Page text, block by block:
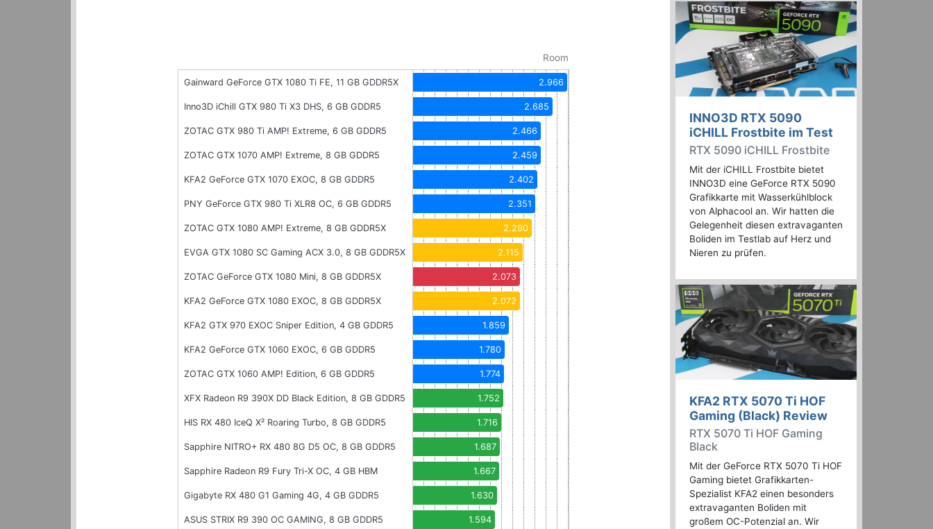
Room
Gainward GeForce GTX 1080 Ti FE, 11 GB GDDR5X 2.966
Inno3D iChill GTX 980 Ti X3 DHS, 6 GB GDDR5 2.685
ZOTAC GTX 980 Ti AMP! Extreme, 6 GB GDDR5 2.466
ZOTAC GTX 1070 AMP! Extreme, 8 GB GDDR5 2.459
KFA2 GeForce GTX 1070 EXOC, 8 GB GDDR5 2.402
PNY GeForce GTX 980 Ti XLR8 OC, 6 GB GDDR5 2.351
ZOTAC GTX 1080 AMP! Extreme, 8 GB GDDR5X 2.290
EVGA GTX 1080 SC Gaming ACX 3.0, 8 GB GDDR5X 2.115
ZOTAC GeForce GTX 1080 Mini, 8 GB GDDR5X 2.073
KFA2 GeForce GTX 1080 EXOC, 8 GB GDDR5X 2.072
KFA2 GTX 970 EXOC Sniper Edition, 4 GB GDDR5 1.859
KFA2 GeForce GTX 1060 EXOC, 6 GB GDDR5 1.780
ZOTAC GTX 1060 AMP! Edition, 6 GB GDDR5 1.774
XFX Radeon R9 390X DD Black Edition, 8 GB GDDR5 1.752
HIS RX 480 IceQ X² Roaring Turbo, 8 GB GDDR5 1.716
Sapphire NITRO+ RX 480 8G D5 OC, 8 GB GDDR5 1.687
Sapphire Radeon R9 Fury Tri-X OC, 4 GB HBM 1.667
Gigabyte RX 480 G1 Gaming 4G, 4 GB GDDR5 1.630
ASUS STRIX R9 390 OC GAMING, 8 GB GDDR5 1.594
INNO3D RTX 5090
iCHILL Frostbite im Test
RTX 5090 iCHILL Frostbite
Mit der iCHILL Frostbite bietet
INNO3D eine GeForce RTX 5090
Grafikkarte mit Wasserkühlblock
von Alphacool an. Wir hatten die
Gelegenheit diesen extravaganten
Boliden im Testlab auf Herz und
Nieren zu prüfen.
KFA2 RTX 5070 Ti HOF
Gaming (Black) Review
RTX 5070 Ti HOF Gaming
Black
Mit der GeForce RTX 5070 Ti HOF
Gaming bietet Grafikkarten-
Spezialist KFA2 einen besonders
extravaganten Boliden mit
großem OC-Potenzial an. Wir